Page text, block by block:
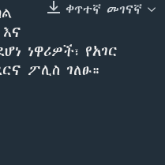
ቀጥተኛ መገናኛ
ነዋሪዎች፣ የአገር
ፖሊስ ገለፁ።